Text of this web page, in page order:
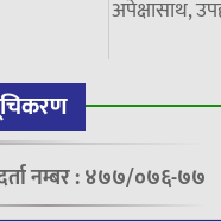
अपेक्षासाथ,
नम्बर : ४७७/०७६-७७